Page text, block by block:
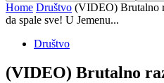
Home Društvo (VIDEO) Brutalno
da spale sve! U Jemenu...
Društvo
(VIDEO) Brutalno